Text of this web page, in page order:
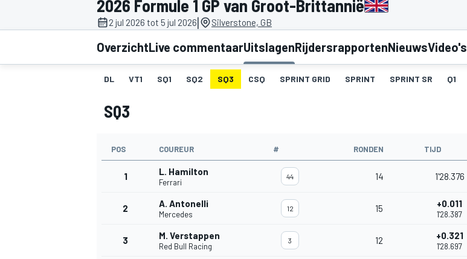
2026 Formule 1 GP van Groot-Brittannië
2 jul 2026 tot 5 jul 2026| Silverstone, GB
OverzichtLive commentaarUitslagenRijdersrapportenNieuwsVideo's
DL VT1 SQ1 SQ2 SQ3 CSQ SPRINT GRID SPRINT SPRINT SR Q1
SQ3
POS COUREUR # RONDEN TIJD
1 L. Hamilton
Ferrari
44 14 1'28.376
2 A. Antonelli
Mercedes
12 15 +0.011
1'28.387
3 M. Verstappen
Red Bull Racing
3 12 +0.321
1'28.697